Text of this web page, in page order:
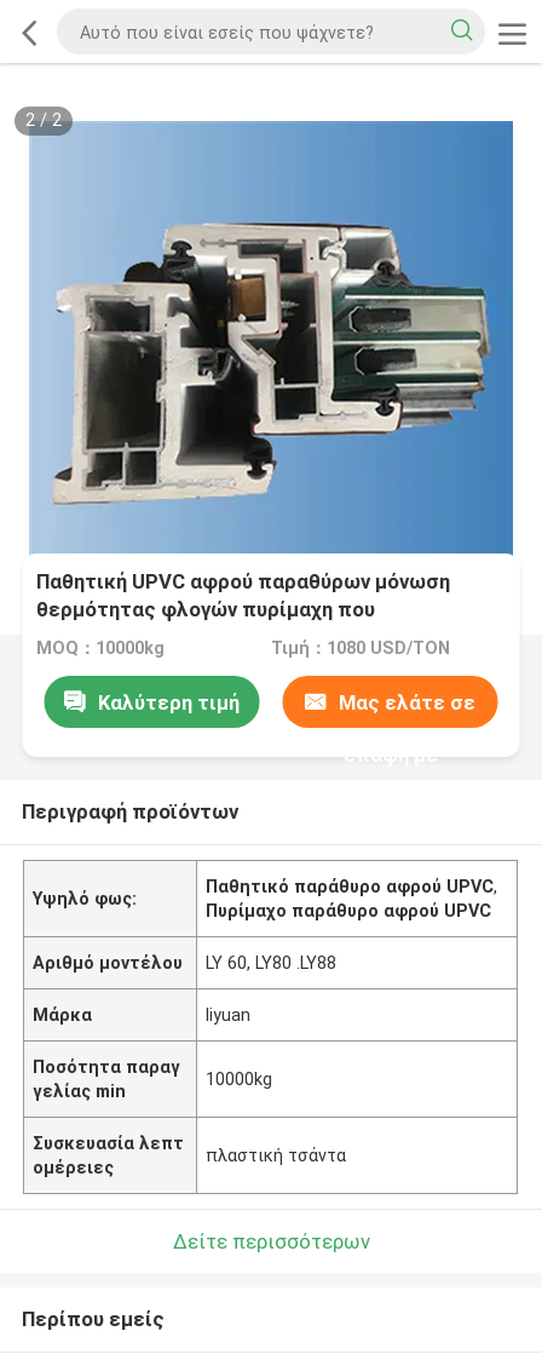
2/2
Παθητική UPVC αφρού παραθύρων μόνωση
θερμότητας φλογών πυρίμαχη που
προσαρμόζεται
MOQ：10000kg Τιμή：1080 USD/TON
Καλύτερη τιμή Μας ελάτε σε
επαφή με
Περιγραφή προϊόντων
Υψηλό φως:
Παθητικό παράθυρο αφρού UPVC,
Πυρίμαχο παράθυρο αφρού UPVC
Αριθμό μοντέλου LY 60, LY80 .LY88
Μάρκα liyuan
Ποσότητα παραγ
γελίας min
10000kg
Συσκευασία λεπτ
ομέρειες
πλαστική τσάντα
Δείτε περισσότερων
Περίπου εμείς